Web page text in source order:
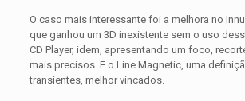
O caso mais interessante foi a melhora no
que ganhou um 3D inexistente sem o uso
CD Player, idem, apresentando um foco,
mais precisos. E o Line Magnetic, uma
transientes, melhor vincados.